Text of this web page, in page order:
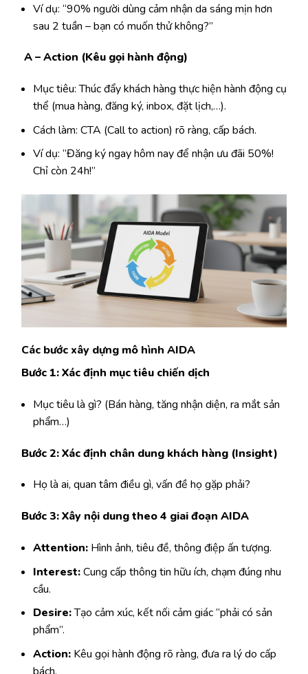
Ví dụ: “90% người dùng cảm nhận da sáng mịn hơn
sau 2 tuần – bạn có muốn thử không?”
A – Action (Kêu gọi hành động)
Mục tiêu: Thúc đẩy khách hàng thực hiện hành động cụ
thể (mua hàng, đăng ký, inbox, đặt lịch,…).
Cách làm: CTA (Call to action) rõ ràng, cấp bách.
Ví dụ: “Đăng ký ngay hôm nay để nhận ưu đãi 50%!
Chỉ còn 24h!”
Các bước xây dựng mô hình AIDA
Bước 1: Xác định mục tiêu chiến dịch
Mục tiêu là gì? (Bán hàng, tăng nhận diện, ra mắt sản
phẩm…)
Bước 2: Xác định chân dung khách hàng (Insight)
Họ là ai, quan tâm điều gì, vấn đề họ gặp phải?
Bước 3: Xây nội dung theo 4 giai đoạn AIDA
Attention: Hình ảnh, tiêu đề, thông điệp ấn tượng.
Interest:Cung cấp thông tin hữu ích, chạm đúng nhu
cầu.
Desire:Tạo cảm xúc, kết nối cảm giác “phải có sản
phẩm”.
Action: Kêu gọi hành động rõ ràng, đưa ra lý do cấp